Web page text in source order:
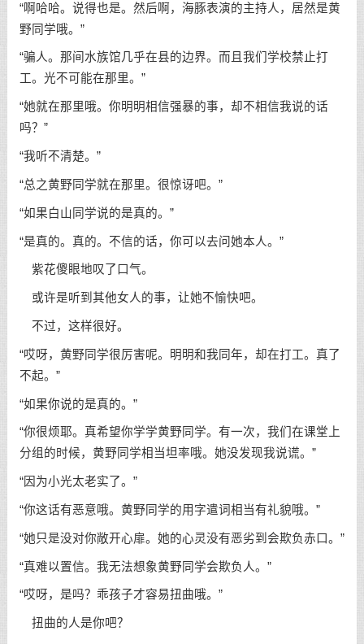
“啊哈哈。说得也是。然后啊，海豚表演的主持人，居然是黄
野同学哦。”
“骗人。那间水族馆几乎在县的边界。而且我们学校禁止打
工。光不可能在那里。”
“她就在那里哦。你明明相信强暴的事，却不相信我说的话
吗？”
“我听不清楚。”
“总之黄野同学就在那里。很惊讶吧。”
“如果白山同学说的是真的。”
“是真的。真的。不信的话，你可以去问她本人。”
紫花傻眼地叹了口气。
或许是听到其他女人的事，让她不愉快吧。
不过，这样很好。
“哎呀，黄野同学很厉害呢。明明和我同年，却在打工。真了
不起。”
“如果你说的是真的。”
“你很烦耶。真希望你学学黄野同学。有一次，我们在课堂上
分组的时候，黄野同学相当坦率哦。她没发现我说谎。”
“因为小光太老实了。”
“你这话有恶意哦。黄野同学的用字遣词相当有礼貌哦。”
“她只是没对你敞开心扉。她的心灵没有恶劣到会欺负赤口。”
“真难以置信。我无法想象黄野同学会欺负人。”
“哎呀，是吗？乖孩子才容易扭曲哦。”
扭曲的人是你吧？